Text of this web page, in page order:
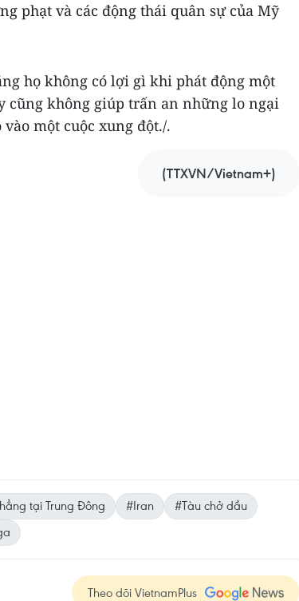
phạt và các động thái quân sự của Mỹ
họ không có lợi gì khi phát động một
cũng không giúp trấn an những lo ngại
một cuộc xung đột./.
(TTXVN/Vietnam+)
tại Trung Đông #Iran
#Tàu chở dầu
Theo dõi VietnamPlus